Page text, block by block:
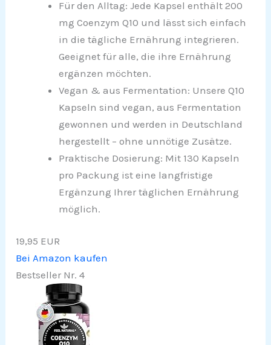
Für den Alltag: Jede Kapsel enthält 200
mg Coenzym Q10 und lässt sich einfach
in die tägliche Ernährung integrieren.
Geeignet für alle, die ihre Ernährung
ergänzen möchten.
Vegan & aus Fermentation: Unsere Q10
Kapseln sind vegan, aus Fermentation
gewonnen und werden in Deutschland
hergestellt – ohne unnötige Zusätze.
Praktische Dosierung: Mit 130 Kapseln
pro Packung ist eine langfristige
Ergänzung Ihrer täglichen Ernährung
möglich.
19,95 EUR
Bei Amazon kaufen
Bestseller Nr. 4